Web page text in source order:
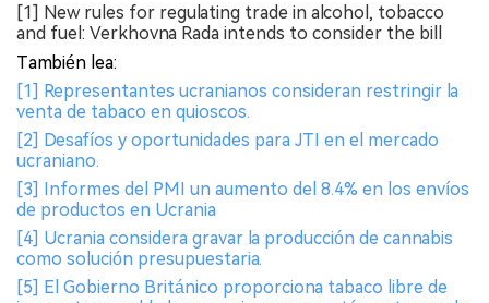
[1] New rules for regulating trade in alcohol, tobacco
and fuel: Verkhovna Rada intends to consider the bill
También lea:
[1] Representantes ucranianos consideran restringir la
venta de tabaco en quioscos.
[2] Desafíos y oportunidades para JTI en el mercado
ucraniano.
[3] Informes del PMI un aumento del 8.4% en los envíos
de productos en Ucrania
[4] Ucrania considera gravar la producción de cannabis
como solución presupuestaria.
[5] El Gobierno Británico proporciona tabaco libre de